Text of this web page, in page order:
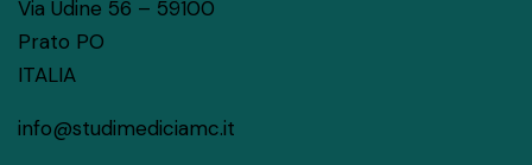
Via Udine 56 – 59100
Prato PO
ITALIA
info@studimediciamc.it